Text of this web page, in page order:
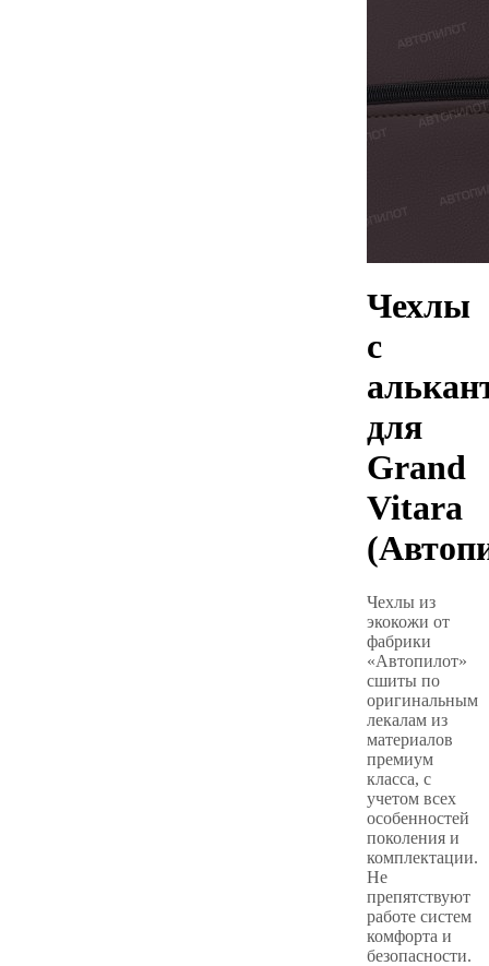
Чехлы
с
для
Grand
Vitara
Чехлы из
экокожи от
фабрики
«Автопилот»
сшиты по
оригинальным
лекалам из
материалов
премиум
класса, с
учетом всех
особенностей
поколения и
комплектации.
Не
препятствуют
работе систем
комфорта и
безопасности.